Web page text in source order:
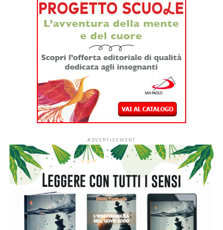
Editrice in collaborazione
con Leggere:tutti.
Appena imbarcati a
Napoli, nelle sale della
Cruise Ausonia di Grimaldi
Lines saranno in programma, sia all’andata sia al ritorno,
incontri con scrittori, spettacoli musicali e animazioni.
Hanno già confermato la loro partecipazione gli scrittori
Diego De Silva, con il romanzo Sono felice, dove ho
sbagliatoche racconta le vicissitudini dell’avvocato
Massimiliano Gallo nella fortunata fiction televisiva della
Rai;Emilia Costantini, critico teatrale e giornalista di cultura
e spettacolo del Corriere della Sera, con il libro
Tu dentro
di me;Valeria Gargiullo,esordiente con Salani con il libro
Mai stati innocenticon cui ha vinto il Premio John Fante
Opera Prima 2022; la psicologaFrancesca Picozzi, che
conta centinaia di migliaia di follower, con il libroParlarne